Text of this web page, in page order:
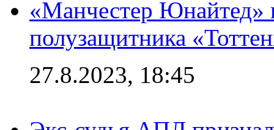
«Манчестер Юнайтед»
полузащитника
27.8.2023, 18:45